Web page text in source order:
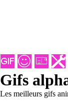
Gifs
Les meilleurs gifs